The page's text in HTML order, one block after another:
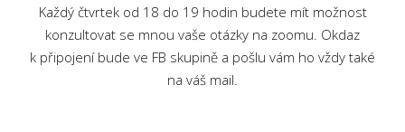
Každý čtvrtek od 18 do 19 hodin budete mít možnost
konzultovat se mnou vaše otázky na zoomu. Okdaz
k připojení bude ve FB skupině a pošlu vám ho vždy také
na váš mail.